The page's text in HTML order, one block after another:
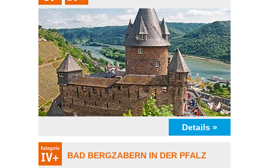
Details »
BAD BERGZABERN IN DER PFALZ